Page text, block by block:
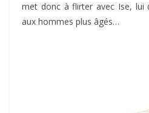
met donc à flirter avec Ise, lui
aux hommes plus âgés…